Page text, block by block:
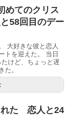
てのクリス
58回目のデー
大好きな彼と恋人
トを迎えた。 当日
けど、ちょっと遅
た。
れた 恋人と24